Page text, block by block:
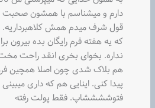
دارم و میشناسم با همشون صحبت
قول شرف میدم همش کلاهبرداریه.
که یه هفته فرم رایگان بده بیرون
نداره. بخوای بخری انقد راحت
هم بلاک شدی چون اصلا همچین
پیدا کنی. اینایی هم که داری
فتوششششاپ. فقط پولت رفته